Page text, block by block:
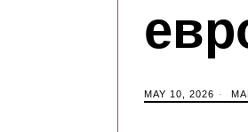
MAY 10, 2026